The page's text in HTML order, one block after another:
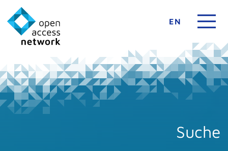
EN
Suche